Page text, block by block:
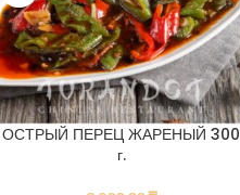
ОСТРЫЙ ПЕРЕЦ ЖАРЕНЫЙ 300
г.